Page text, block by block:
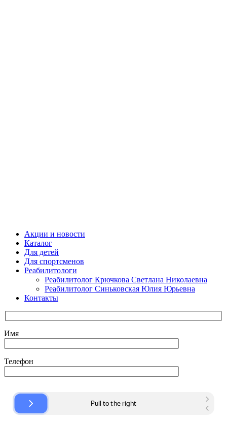
Close
Menu
Акции и новости
Каталог
Для детей
Для спортсменов
Реабилитологи
Реабилитолог Крючкова Светлана Николаевна
Реабилитолог Синьковская Юлия Юрьевна
Контакты
Имя
Телефон